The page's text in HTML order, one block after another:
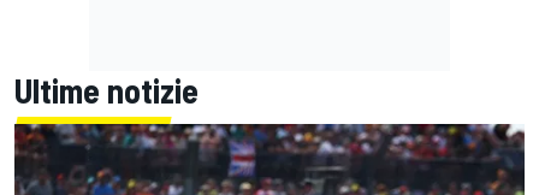
Ultime notizie